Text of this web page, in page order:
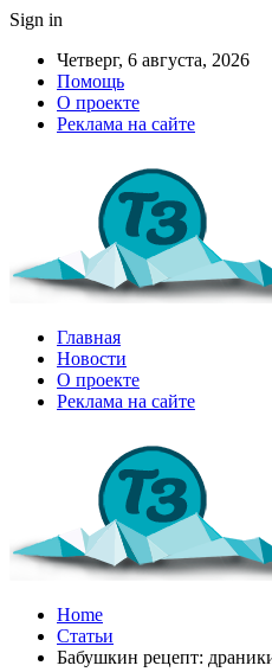
Sign in
Четверг, 6 августа, 2026
Помощь
О проекте
Реклама на сайте
Главная
Новости
О проекте
Реклама на сайте
Home
Статьи
Бабушкин рецепт: